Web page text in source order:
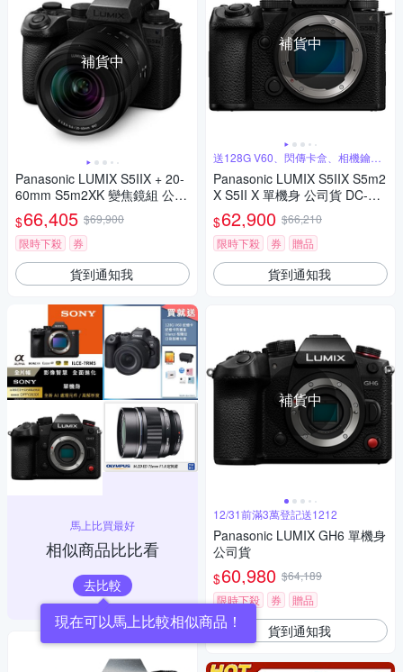
補貨中
Panasonic LUMIX S5IIX + 20-
60mm S5m2XK 變焦鏡組 公司
貨 DC-S5M2XK
$66,405 $69,900
限時下殺
券
貨到通知我
馬上比買最好
相似商品比比看
去比較
現在可以馬上比較相似商品！
補貨中
送128G V60、閃傳卡盒、相機鑰匙
圈
Panasonic LUMIX S5IIX S5m2
X S5II X 單機身 公司貨 DC-S5
M2X
$62,900 $66,210
限時下殺
券 贈品
貨到通知我
補貨中
12/31前滿3萬登記送1212
Panasonic LUMIX GH6 單機身
公司貨
$60,980 $64,189
限時下殺
券 贈品
貨到通知我